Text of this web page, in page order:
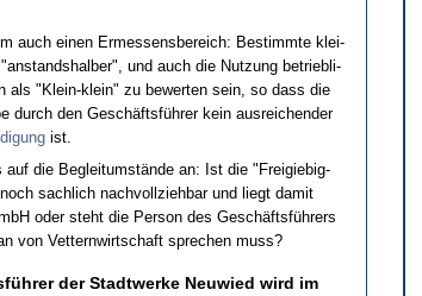
auch ei­nen Er­mes­sens­be­reich: Be­stimm­te klei­
und auch die Nut­zung be­trieb­li­
als "Klein-klein" zu be­wer­ten sein, so dass die
durch den Geschäftsführer kein aus­rei­chen­der
ist.
auf die Be­gleit­umstände an: Ist die "Frei­gie­big­
sach­lich nach­voll­zieh­bar und liegt da­mit
oder steht die Per­son des Geschäftsführers
von Vet­tern­wirt­schaft spre­chen muss?
der Stadt­wer­ke Neu­wied wird im